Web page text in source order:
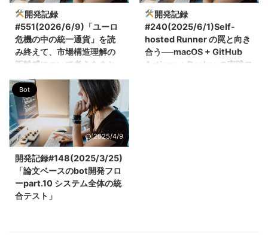
当に観測できる形に落とし込むた
め、Ethena を本命に絞った最小
観測機を実装し、1時間ごとの定
期実行まで通しました。まだエッ
ありませんが、少なくとも「live
で見続けて検証できる状態」には
一歩進めたので、その内容をまと
めます。 1. 前回どこまで白黒を
つけて、今 ...
発を始めて1年ちょっと経つ。攻
撃力を上げたければ主に論文、防
御力を上げたければ主に書籍が役
立った。(実弾投入でbotを動かす
ことは大前提)論文からは戦略実
装のヒントが得られるし、書籍か
開発記録
#551(2026/6/9)「ユーロ
危機の中の統一通貨」を読
み終えて、市場構造理解の
距離感について考えをまと
こんにちは、よだかです。 「ユ
ーロ 危機の中の統一通貨」を読
み終えて、調べたことや考えたこ
となどをまとめておきます。 ざ
っくり言うと、巨大な市場構造を
離感の獲得やその物差しを作るの
に役立ったというのが本書を読ん
だ感想なのですが、その思考過程
で何があったのかということも備
開発記録
#240(2025/6/1)Self-
hosted Runner の罠と向き
合う──macOS + GitHub
Actions + Docker の実践ロ
Bot
2025/4/9
開発記録#148(2025/3/25)
「論文ベースのbot開発フロ
ーpart.10 システム全体の統
合テスト」